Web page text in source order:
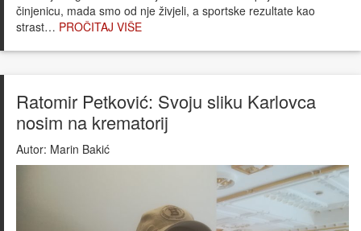
činjenicu, mada smo od nje živjeli, a sportske rezultate kao
strast… PROČITAJ VIŠE
Ratomir Petković: Svoju sliku Karlovca
nosim na krematorij
Autor: Marin Bakić